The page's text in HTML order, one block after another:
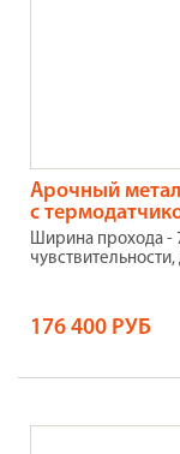
Арочный
с
Ширина прохода -
176 400 РУБ